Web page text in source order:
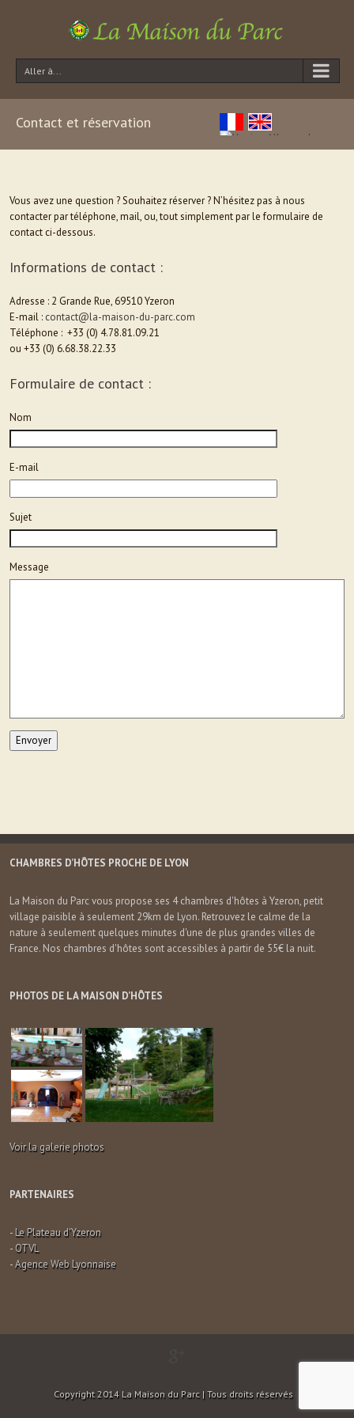
Aller à...
Contact et réservation
Vous avez une question ? Souhaitez réserver ? N’hésitez pas à nous
contacter par téléphone, mail, ou, tout simplement par le formulaire de
contact ci-dessous.
Informations de contact :
Adresse : 2 Grande Rue, 69510 Yzeron
E-mail : contact@la-maison-du-parc.com
Téléphone : +33 (0) 4.78.81.09.21
ou +33 (0) 6.68.38.22.33
Formulaire de contact :
Nom
E-mail
Sujet
Please
ignore
Please
ignore
Message
Envoyer
CHAMBRES D’HÔTES PROCHE DE LYON
La Maison du Parc vous propose ses 4 chambres d'hôtes à Yzeron, petit
village paisible à seulement 29km de Lyon. Retrouvez le calme de la
nature à seulement quelques minutes d'une de plus grandes villes de
France. Nos chambres d'hôtes sont accessibles à partir de 55€ la nuit.
PHOTOS DE LA MAISON D’HÔTES
Voir la galerie photos
PARTENAIRES
- Le Plateau d'Yzeron
- OTVL
-Agence Web Lyonnaise
Copyright 2014 La Maison du Parc | Tous droits réservés